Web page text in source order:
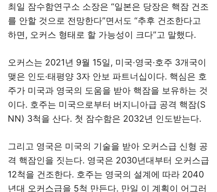
최일 잠수함연구소 소장은 “일본은 당장은 핵잠 건조
를 안할 것으로 전망한다”면서도 “추후 건조한다고
하면, 오커스 형태로 할 가능성이 크다”고 말했다.
오커스는 2021년 9월 15일, 미국·영국·호주 3개국이
맺은 인도·태평양 3자 안보 파트너십이다. 핵심은 호
주가 미국과 영국의 도움을 받아 핵잠을 보유하는 것
이다. 호주는 미국으로부터 버지니아급 공격 핵잠(S
NN) 3척을 산다. 첫 잠수함은 2032년 인도받는다.
그리고 영국은 미국의 기술을 받아 오커스급 신형 공
격 핵잠인을 짓는다. 영국은 2030년대부터 오커스급
12척을 건조한다. 호주는 영국의 설계에 따라 2040
년대 오커스급을 5척 만든다. 만일 이 계획이 어그러